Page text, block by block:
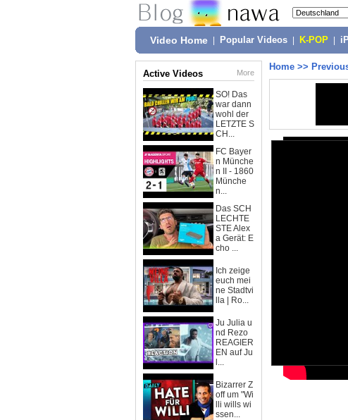
Video Home Popular Videos K-POP
Active Videos More
SO! Das
war dann
wohl der
LETZTE S
CH...
FC Bayer
n Münche
n II - 1860
Münche
n...
Das SCH
LECHTE
STE Alex
a Gerät: E
cho ...
Ich zeige
euch mei
ne Stadtvi
lla | Ro...
Ju Julia u
nd Rezo
REAGIER
EN auf Ju
l...
Bizarrer Z
off um "Wi
lli wills wi
ssen...
Home >>